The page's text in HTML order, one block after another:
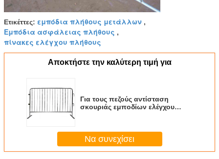
Ετικέττες: εμπόδια πλήθους μετάλλων ,
Εμπόδια ασφάλειας πλήθους ,
πίνακες ελέγχου πλήθους
Αποκτήστε την καλύτερη τιμή για
Για τους πεζούς αντίσταση
σκουριάς εμποδίων ελέγχου
Να συνεχίσει